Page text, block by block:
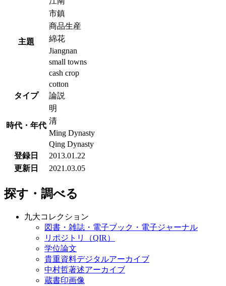
主題
市鎮
商品生産
綿花
Jiangnan
small towns
cash crop
cotton
タイプ
論説
時代・年代
明
清
Ming Dynasty
Qing Dynasty
登録日
2013.01.22
更新日
2021.03.05
探す・調べる
九大コレクション
図書・雑誌・電子ブック・電子ジャーナル
リポジトリ（QIR）
学位論文
貴重資料デジタルアーカイブ
中村哲著述アーカイブ
蔵書印画像